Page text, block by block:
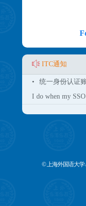
ITC通知
•
统一身份认证
I do when my
© 上海外国语大学 /